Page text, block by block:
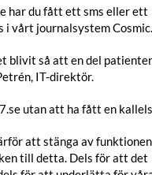
har du fått ett sms eller ett
i vårt journalsystem Cosmic.
blivit så att en del patienter
IT-direktör.
utan att ha fått en
att stänga av funktionen
till detta. Dels för att det